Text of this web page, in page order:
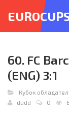
60. FC
(ENG) 3:1
Кубок
dudd
0